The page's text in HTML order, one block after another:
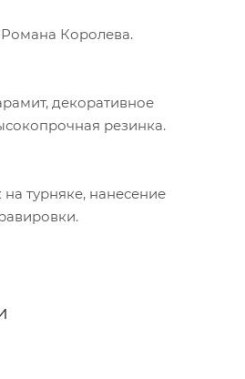
Королева.
декоративное
резинка.
турняке, нанесение